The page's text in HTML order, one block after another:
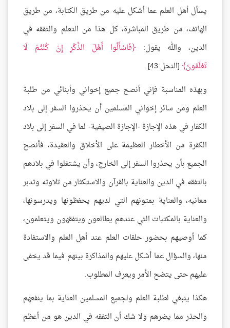
يسأل أهل العلم عما أشكل عليه من طريق الكتابة، من طريق
الهاتف، من طريق المباشرة، كل هذا من التعلم والتفقه في
الدين، والله يقول: فَاسْأَلُوا أَهْلَ الذِّكْرِ إِنْ كُنْتُمْ لَا
تَعْلَمُونَ [النحل:43].
وبهذه المناسبة فإني أنصح جميع إخواني وأبنائي من طلبة
العلم ومن سائر إخواني المسلمين أن يحذروا السفر إلى بلاد
الكفار في هذه الإجازة -الإجازة الصيفية- لما في السفر إلى بلاد
الكفرة من الأخطار العظيمة على الأخلاق والعقيدة، فأنصح
الجميع بأن يحذروا السفر إلى الخارج، وأن يشتغلوا في بلادهم
بالتفقه في الدين والعناية بالقرآن والاستكثار من تلاوته وتدبر
معانيه، والعناية بمتونهم التي لديهم يحفظونها ويدرسونها،
والعناية بالمكتبات التي عندهم يطالعون ويتفقهون ويتعلمون،
كما أوصيهم بحضور حلقات العلم عند أهل العلم والاستفادة
منها، والسؤال عما أشكل عليهم والمذاكرة بينهم فيما قد يخفى
عليهم حتى يتضح الأمر ويعرف المطلوب.
هكذا ينبغي لطلبة العلم ولجميع المسلمين العناية بما ينفعهم
والحذر مما يضرهم ولا شك أن التفقه في الدين هو من أعظم